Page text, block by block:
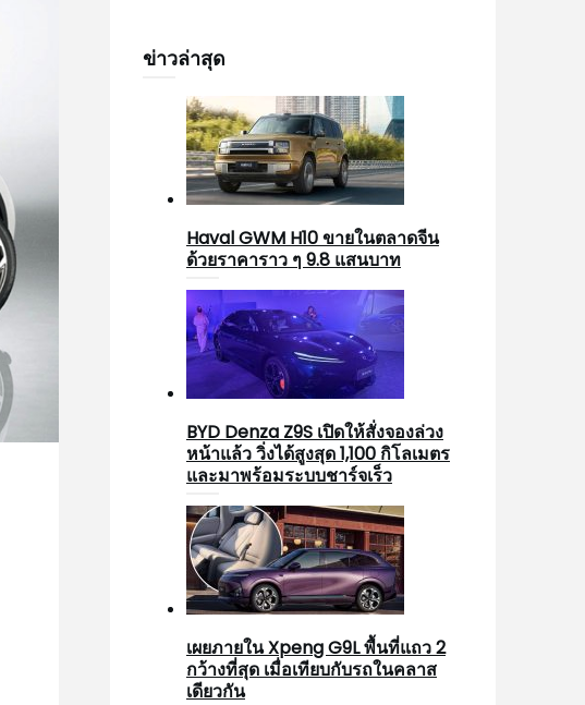
ข่าวล่าสุด
Haval GWM H10 ขายในตลาดจีน
ด้วยราคาราว ๆ 9.8 แสนบาท
BYD Denza Z9S เปิดให้สั่งจองล่วง
หน้าแล้ว วิ่งได้สูงสุด 1,100 กิโลเมตร
และมาพร้อมระบบชาร์จเร็ว
เผยภายใน Xpeng G9L พื้นที่แถว 2
กว้างที่สุด เมื่อเทียบกับรถในคลาส
เดียวกัน